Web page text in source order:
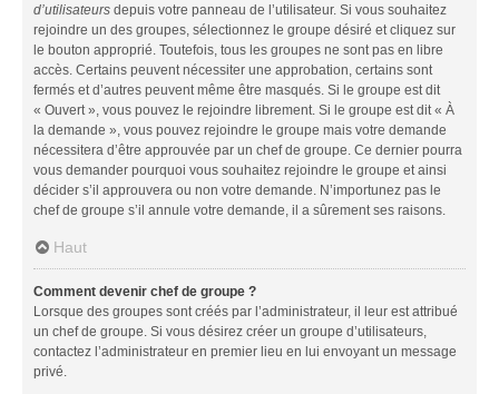
d’utilisateurs depuis votre panneau de l’utilisateur. Si vous souhaitez
rejoindre un des groupes, sélectionnez le groupe désiré et cliquez sur
le bouton approprié. Toutefois, tous les groupes ne sont pas en libre
accès. Certains peuvent nécessiter une approbation, certains sont
fermés et d’autres peuvent même être masqués. Si le groupe est dit
« Ouvert », vous pouvez le rejoindre librement. Si le groupe est dit « À
la demande », vous pouvez rejoindre le groupe mais votre demande
nécessitera d’être approuvée par un chef de groupe. Ce dernier pourra
vous demander pourquoi vous souhaitez rejoindre le groupe et ainsi
décider s’il approuvera ou non votre demande. N’importunez pas le
chef de groupe s’il annule votre demande, il a sûrement ses raisons.
Haut
Comment devenir chef de groupe ?
Lorsque des groupes sont créés par l’administrateur, il leur est attribué
un chef de groupe. Si vous désirez créer un groupe d’utilisateurs,
contactez l’administrateur en premier lieu en lui envoyant un message
privé.